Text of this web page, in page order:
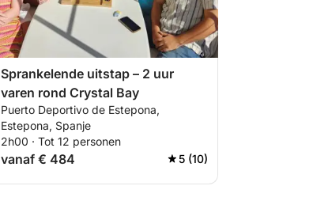
Sprankelende uitstap – 2 uur
varen rond Crystal Bay
Puerto Deportivo de Estepona,
Estepona, Spanje
2h00 · Tot 12 personen
vanaf € 484 5 (10)